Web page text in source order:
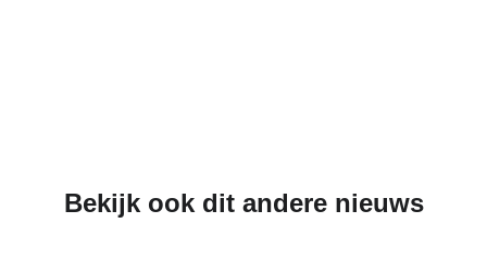
Bekijk ook dit andere nieuws